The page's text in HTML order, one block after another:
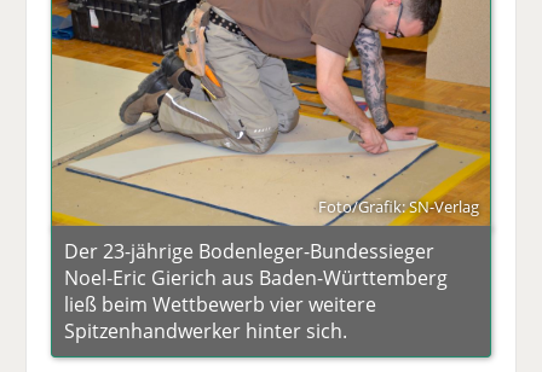
Foto/Grafik: SN-Verlag
Der 23-jährige Bodenleger-Bundessieger
Noel-Eric Gierich aus Baden-Württemberg
ließ beim Wettbewerb vier weitere
Spitzenhandwerker hinter sich.